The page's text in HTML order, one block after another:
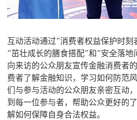
互动活动通过“消费者权益保护时刻
“茁壮成长的膳食搭配”和“安全落地
向来访的公众朋友宣传金融消费者
费者了解金融知识，学习如何防范
们与参与活动的公众朋友亲密互动
到每一位参与者，帮助公众更好的
解如何保障自身合法权益。